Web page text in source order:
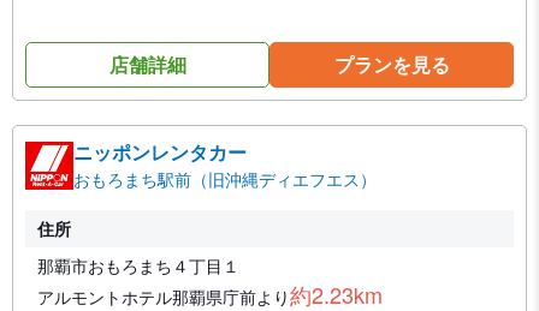
店舗詳細 プランを見る
ニッポンレンタカー
おもろまち駅前（旧沖縄ディエフエス）
住所
那覇市おもろまち４丁目１
アルモントホテル那覇県庁前より約2.23km